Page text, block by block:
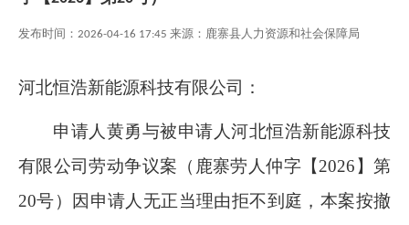
发布时间：2026-04-16 17:45 来源：鹿寨县人力资源和社会保障局
河北恒浩新能源科技有限公司：
申请人黄勇与被申请人河北恒浩新能源科技
有限公司劳动争议案（鹿寨劳人仲字【2026 】第
20号）因申请人无正当理由拒不到庭，本案按撤